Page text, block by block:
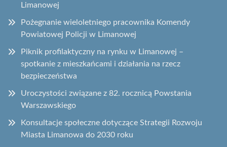
Limanowej
Pożegnanie wieloletniego pracownika Komendy
Powiatowej Policji w Limanowej
Piknik profilaktyczny na rynku w Limanowej –
spotkanie z mieszkańcami i działania na rzecz
bezpieczeństwa
Uroczystości związane z 82. rocznicą Powstania
Warszawskiego
Konsultacje społeczne dotyczące Strategii Rozwoju
Miasta Limanowa do 2030 roku